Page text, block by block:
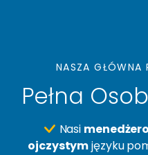
NASZA GŁÓWNA
Pełna
Nasi
ojczystymjęzyku